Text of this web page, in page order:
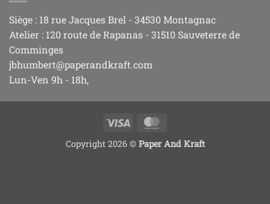
Siège : 18 rue Jacques Brel - 34530 Montagnac
Atelier : 120 route de Rapanas - 31510 Sauveterre de
Comminges
jbhumbert@paperandkraft.com
Lun-Ven 9h - 18h,
Visa
Copyright 2026 © Paper And Kraft